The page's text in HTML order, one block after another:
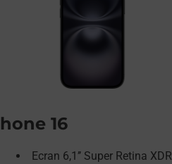
16
Ecran 6,1’’ Super Retina XDR